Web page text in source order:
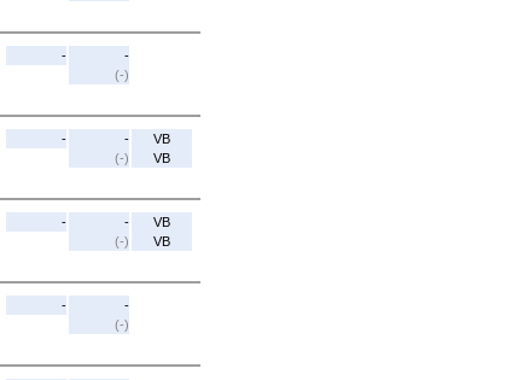
-
-
(-)
-
-
(-)
VB
VB
-
-
(-)
VB
VB
-
-
(-)